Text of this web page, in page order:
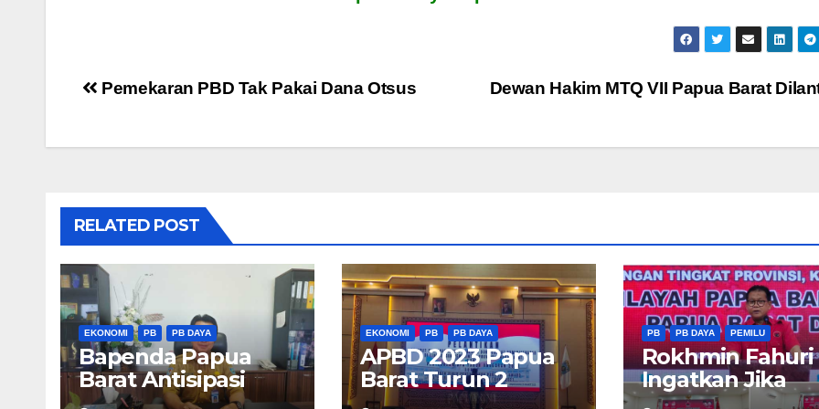
Post
Dewan Hakim MTQ VII Papua Barat
Pemekaran PBD Tak Pakai Dana Otsus
RELATED POST
EKONOMI PB PB DAYA
Bapenda Papua
Barat Antisipasi
Pemisahan PAD
EKONOMI PB PB DAYA
APBD 2023 Papua
Barat Turun 2
Triliun
PB PB DAYA PEMILU
Rokhmin Fahuri
Ingatkan Jika
Berkuasa Harus